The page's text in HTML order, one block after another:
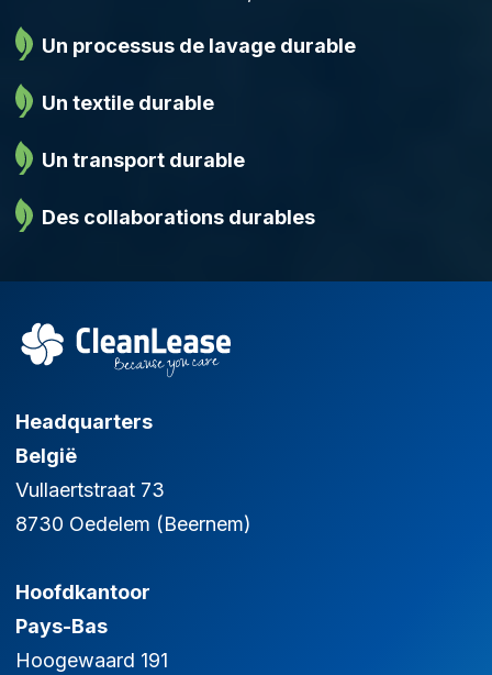
Un processus de lavage durable
Un textile durable
Un transport durable
Des collaborations durables
Headquarters
België
Vullaertstraat 73
8730 Oedelem (Beernem)
Hoofdkantoor
Pays-Bas
Hoogewaard 191